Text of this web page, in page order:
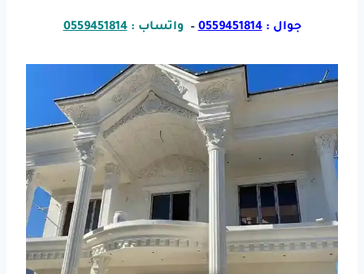
جوال :0559451814
– واتساب :0559451814